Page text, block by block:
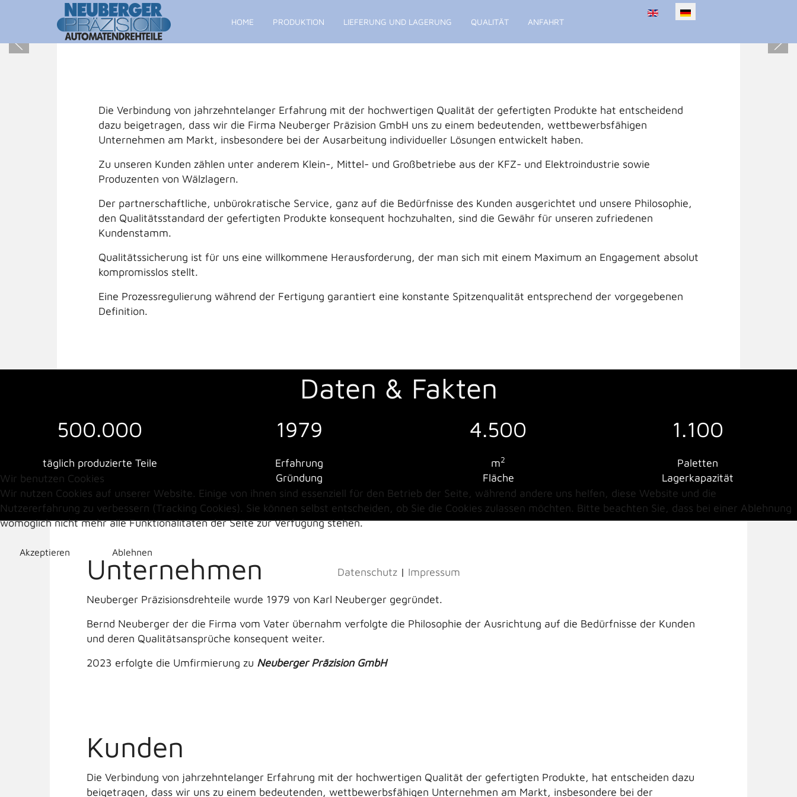
HOME PRODUKTION LIEFERUNG UND LAGERUNG QUALITÄT ANFAHRT
Sprache auswählen
Die Verbindung von jahrzehntelanger Erfahrung mit der hochwertigen Qualität der gefertigten Produkte hat entscheidend
dazu beigetragen, dass wir die Firma Neuberger Präzision GmbH uns zu einem bedeutenden, wettbewerbsfähigen
Unternehmen am Markt, insbesondere bei der Ausarbeitung individueller Lösungen entwickelt haben.
Zu unseren Kunden zählen unter anderem Klein-, Mittel- und Großbetriebe aus der KFZ- und Elektroindustrie sowie
Produzenten von Wälzlagern.
Der partnerschaftliche, unbürokratische Service, ganz auf die Bedürfnisse des Kunden ausgerichtet und unsere Philosophie,
den Qualitätsstandard der gefertigten Produkte konsequent hochzuhalten, sind die Gewähr für unseren zufriedenen
Kundenstamm.
Qualitätssicherung ist für uns eine willkommene Herausforderung, der man sich mit einem Maximum an Engagement absolut
kompromisslos stellt.
Eine Prozessregulierung während der Fertigung garantiert eine konstante Spitzenqualität entsprechend der vorgegebenen
Definition.
Daten & Fakten
500.000
täglich produzierte Teile
1979
Erfahrung
Gründung
4.500
m2
Fläche
1.100
Paletten
Lagerkapazität
Unternehmen
Neuberger Präzisionsdrehteile wurde 1979 von Karl Neuberger gegründet.
Bernd Neuberger der die Firma vom Vater übernahm verfolgte die Philosophie der Ausrichtung auf die Bedürfnisse der Kunden
und deren Qualitätsansprüche konsequent weiter.
2023 erfolgte die Umfirmierung zu Neuberger Präzision GmbH
Kunden
Die Verbindung von jahrzehntelanger Erfahrung mit der hochwertigen Qualität der gefertigten Produkte, hat entscheiden dazu
beigetragen, dass wir uns zu einem bedeutenden, wettbewerbsfähigen Unternehmen am Markt, insbesondere bei der
Wir benutzen Cookies
Wir nutzen Cookies auf unserer Website. Einige von ihnen sind essenziell für den Betrieb der Seite, während andere uns helfen, diese Website und die
Nutzererfahrung zu verbessern (Tracking Cookies). Sie können selbst entscheiden, ob Sie die Cookies zulassen möchten. Bitte beachten Sie, dass bei einer Ablehnung
womöglich nicht mehr alle Funktionalitäten der Seite zur Verfügung stehen.
Akzeptieren Ablehnen
Datenschutz| Impressum